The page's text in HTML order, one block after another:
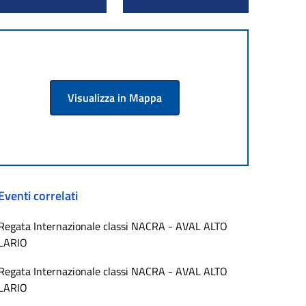
Visualizza in Mappa
correlati
Internazionale classi NACRA - AVAL ALTO
Internazionale classi NACRA - AVAL ALTO